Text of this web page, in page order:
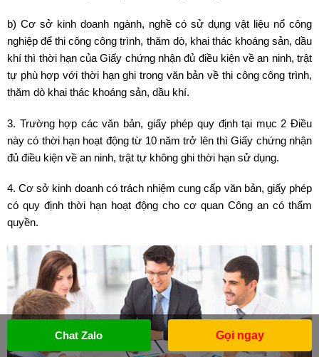
b) Cơ sở kinh doanh ngành, nghề có sử dụng vật liệu nổ công
nghiệp để thi công công trình, thăm dò, khai thác khoáng sản, dầu
khí thì thời hạn của Giấy chứng nhận đủ điều kiện về an ninh, trật
tự phù hợp với thời hạn ghi trong văn bản về thi công công trình,
thăm dò khai thác khoáng sản, dầu khí.
3. Trường hợp các văn bản, giấy phép quy định tại mục 2 Điều
này có thời hạn hoạt động từ 10 năm trở lên thì Giấy chứng nhận
đủ điều kiện về an ninh, trật tự không ghi thời hạn sử dụng.
4. Cơ sở kinh doanh có trách nhiệm cung cấp văn bản, giấy phép
có quy định thời hạn hoạt động cho cơ quan Công an có thẩm
quyền.
Chat Zalo Gọi ngay